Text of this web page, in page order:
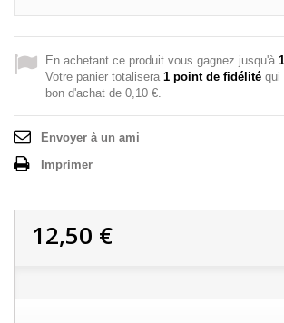
En achetant ce produit vous gagnez jusqu'à 1
Votre panier totalisera 1 point de fidélité qui
bon d'achat de 0,10 €
Envoyer à un ami
Imprimer
12,50 €